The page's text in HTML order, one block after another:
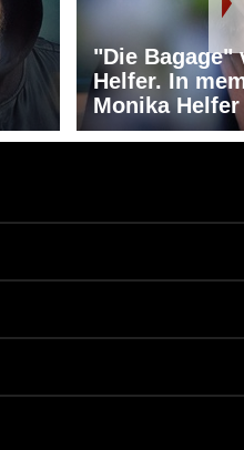
"Die Bagage"
Helfer. In
Monika Helfer